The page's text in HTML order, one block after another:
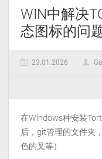
WIN中解决
态图标的问
23.01.2026
在Windows种安装
后，git管理的文件夹
色的叉等）